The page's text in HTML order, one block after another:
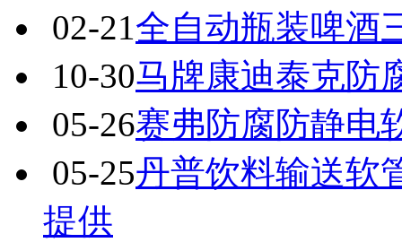
02-21全自动瓶装啤酒
10-30马牌康迪泰克防
05-26赛弗防腐防静电
05-25丹普饮料输送软
提供